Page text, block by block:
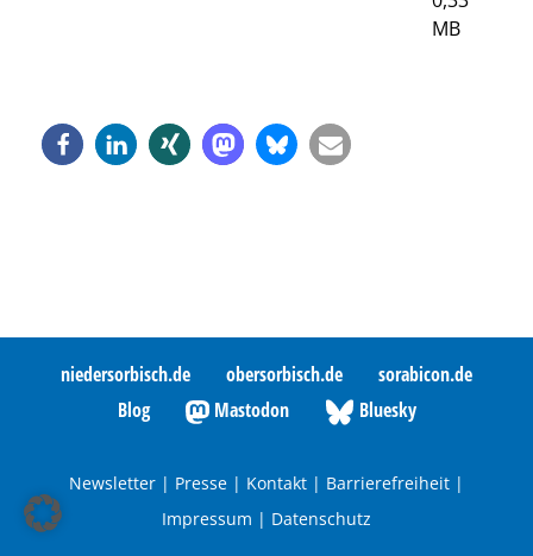
MB
niedersorbisch.de obersorbisch.de
sorabicon.de
Blog
Mastodon Bluesky
Newsletter | Presse | Kontakt | Barrierefreiheit |
Impressum | Datenschutz